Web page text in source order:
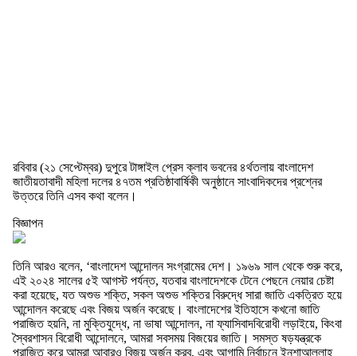
রবিবার (২১ সেপ্টেম্বর) দুপুরে টাঙ্গাইল প্রেস ক্লাব ভবনের ৪র্থতলায় বাংলাদেশ
জাতীয়তাবাদী মহিলা দলের ৪৭তম প্রতিষ্ঠাবার্ষিকী অনুষ্ঠানে সাংবাদিকদের প্রশ্নের
উত্তরে তিনি এসব কথা বলেন।
বিজ্ঞাপন
তিনি আরও বলেন, ‘বাংলাদেশ আন্দোলন সংগ্রামের দেশ। ১৯৬৯ সাল থেকে শুরু করে,
এই ২০২৪ সালের ৫ই আগস্ট পর্যন্ত, যতবার বাংলাদেশকে টেনে পেছনে নেয়ার চেষ্টা
করা হয়েছে, যত অশুভ শক্তি, সকল অশুভ শক্তির বিরুদ্ধে সারা জাতি একত্রিত হয়ে
আন্দোলন করেছে এবং বিজয় অর্জন করেছে। বাংলাদেশের ইতিহাসে কখনো জাতি
পরাজিত হয়নি, না মুক্তিযুদ্ধে, না ভাষা আন্দোলন, না ফ্যাসিবাদবিরোধী লড়াইয়ে, কিংবা
স্বৈরশাসন বিরোধী আন্দোলনে, আমরা সবসময় বিজয়ের জাতি। সমস্ত ষড়যন্ত্রকে
পরাজিত করে আমরা আবারও বিজয় অর্জন করব, এবং আগামি নির্বাচনে ইনশাআল্লাহ